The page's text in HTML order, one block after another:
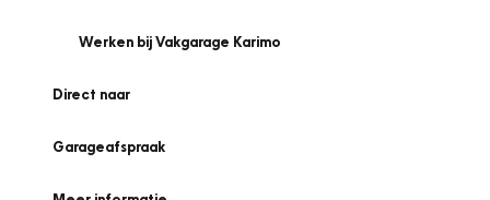
Werken bij Vakgarage Karimo
Direct naar
Garageafspraak